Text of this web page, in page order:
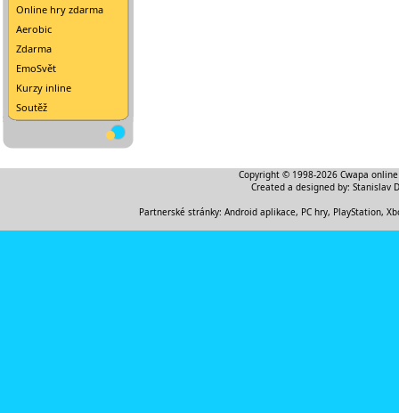
Online hry zdarma
Aerobic
Zdarma
EmoSvět
Kurzy inline
Soutěž
Copyright © 1998-2026 Cwapa
Created a designed by: Stanislav
Partnerské stránky: Android aplikace, PC hry, PlayStation,